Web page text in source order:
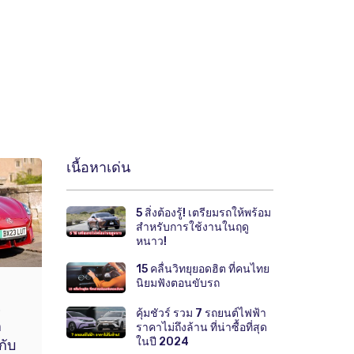
บ
เนื้อหาเด่น
5 สิ่งต้องรู้! เตรียมรถให้พร้อม
สำหรับการใช้งานในฤดู
หนาว!
15 คลื่นวิทยุยอดฮิต ที่คนไทย
นิยมฟังตอนขับรถ
คุ้มชัวร์ รวม 7 รถยนต์ไฟฟ้า
ราคาไม่ถึงล้าน ที่น่าซื้อที่สุด
ในปี 2024